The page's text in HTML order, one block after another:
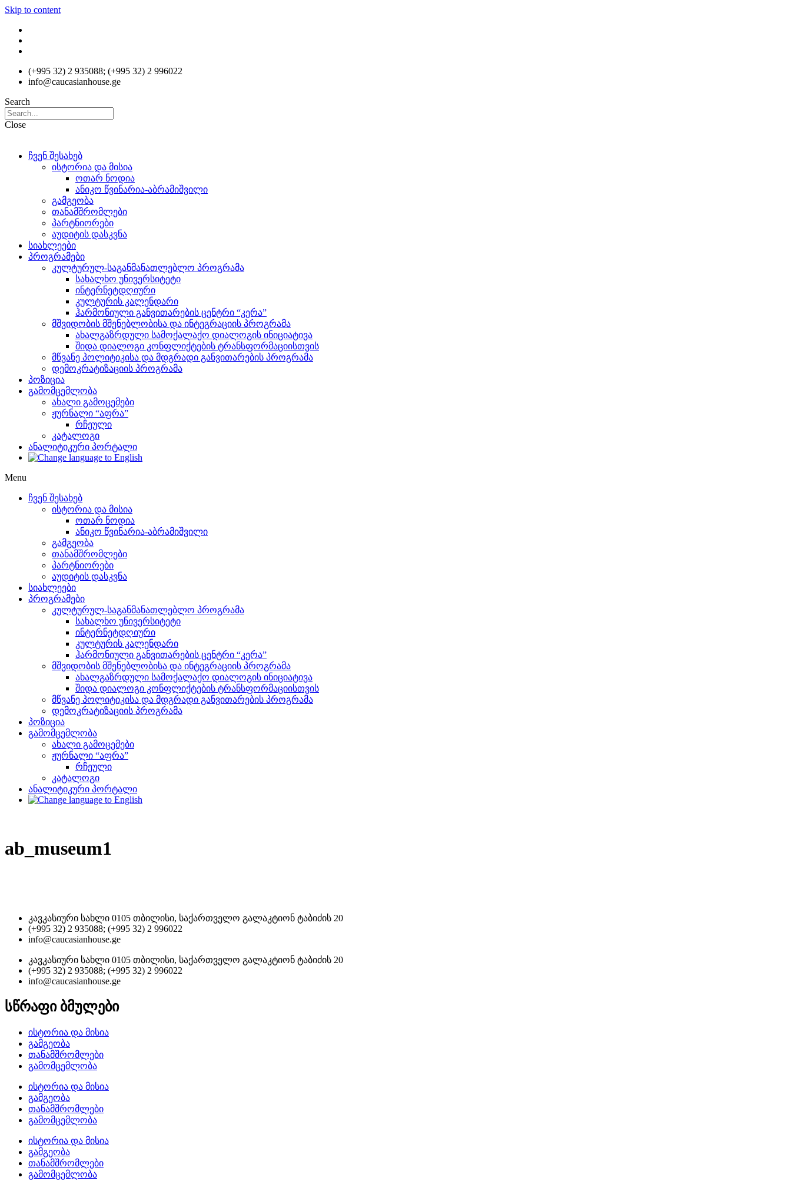
Skip to content
(+995 32) 2 935088; (+995 32) 2 996022
info@caucasianhouse.ge
Search
Close
ჩვენ შესახებ
ისტორია და მისია
ოთარ ნოდია
ანიკო წვინარია-აბრამიშვილი
გამგეობა
თანამშრომლები
პარტნიორები
აუდიტის დასკვნა
სიახლეები
პროგრამები
კულტურულ-საგანმანათლებლო პროგრამა
სახალხო უნივერსიტეტი
ინტერნეტდღიური
კულტურის კალენდარი
ჰარმონიული განვითარების ცენტრი “კერა”
მშვიდობის მშენებლობისა და ინტეგრაციის პროგრამა
ახალგაზრდული სამოქალაქო დიალოგის ინიციატივა
შიდა დიალოგი კონფლიქტების ტრანსფორმაციისთვის
მწვანე პოლიტიკისა და მდგრადი განვითარების პროგრამა
დემოკრატიზაციის პროგრამა
პოზიცია
გამომცემლობა
ახალი გამოცემები
ჟურნალი “აფრა”
რჩეული
კატალოგი
ანალიტიკური პორტალი
Menu
ჩვენ შესახებ
ისტორია და მისია
ოთარ ნოდია
ანიკო წვინარია-აბრამიშვილი
გამგეობა
თანამშრომლები
პარტნიორები
აუდიტის დასკვნა
სიახლეები
პროგრამები
კულტურულ-საგანმანათლებლო პროგრამა
სახალხო უნივერსიტეტი
ინტერნეტდღიური
კულტურის კალენდარი
ჰარმონიული განვითარების ცენტრი “კერა”
მშვიდობის მშენებლობისა და ინტეგრაციის პროგრამა
ახალგაზრდული სამოქალაქო დიალოგის ინიციატივა
შიდა დიალოგი კონფლიქტების ტრანსფორმაციისთვის
მწვანე პოლიტიკისა და მდგრადი განვითარების პროგრამა
დემოკრატიზაციის პროგრამა
პოზიცია
გამომცემლობა
ახალი გამოცემები
ჟურნალი “აფრა”
რჩეული
კატალოგი
ანალიტიკური პორტალი
ab_museum1
კავკასიური სახლი 0105 თბილისი, საქართველო გალაკტიონ ტაბიძის 20
(+995 32) 2 935088; (+995 32) 2 996022
info@caucasianhouse.ge
კავკასიური სახლი 0105 თბილისი, საქართველო გალაკტიონ ტაბიძის 20
(+995 32) 2 935088; (+995 32) 2 996022
info@caucasianhouse.ge
სწრაფი ბმულები
ისტორია და მისია
გამგეობა
თანამშრომლები
გამომცემლობა
ისტორია და მისია
გამგეობა
თანამშრომლები
გამომცემლობა
ისტორია და მისია
გამგეობა
თანამშრომლები
გამომცემლობა